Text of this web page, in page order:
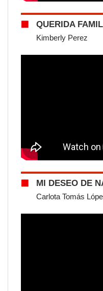
QUERIDA
Kimberly Perez
MI DESEO DE
Carlota Tomás